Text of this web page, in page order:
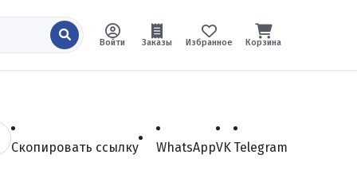
Войти Заказы Избранное Корзина
Скопировать ссылку WhatsAppVK Telegram